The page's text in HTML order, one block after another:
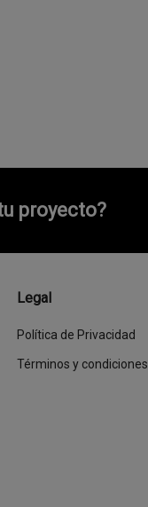
proyecto?
Legal
Política de Privacidad
Términos y condiciones